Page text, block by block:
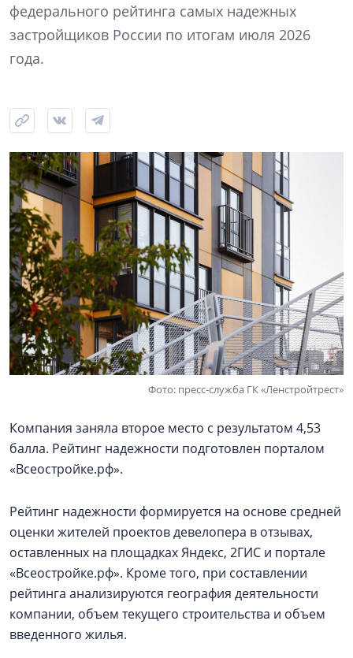
федерального рейтинга самых надежных
застройщиков России по итогам июля 2026
года.
Фото: пресс-служба ГК «Ленстройтрест»
Компания заняла второе место с результатом 4,53
балла. Рейтинг надежности подготовлен порталом
«Всеостройке.рф».
Рейтинг надежности формируется на основе средней
оценки жителей проектов девелопера в отзывах,
оставленных на площадках Яндекс, 2ГИС и портале
«Всеостройке.рф». Кроме того, при составлении
рейтинга анализируются география деятельности
компании, объем текущего строительства и объем
введенного жилья.